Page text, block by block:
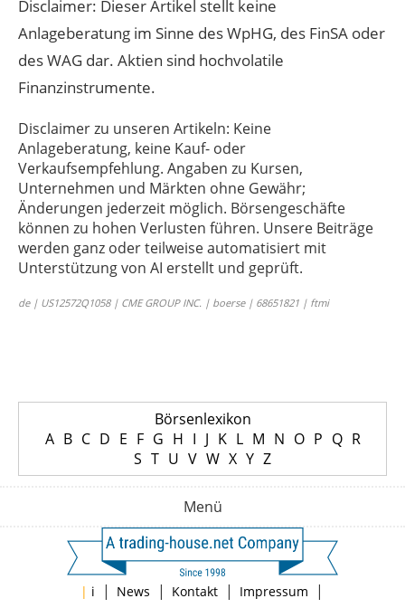
Disclaimer: Dieser Artikel stellt keine
Anlageberatung im Sinne des WpHG, des FinSA oder
des WAG dar. Aktien sind hochvolatile
Finanzinstrumente.
Disclaimer zu unseren Artikeln: Keine
Anlageberatung, keine Kauf- oder
Verkaufsempfehlung. Angaben zu Kursen,
Unternehmen und Märkten ohne Gewähr;
Änderungen jederzeit möglich. Börsengeschäfte
können zu hohen Verlusten führen. Unsere Beiträge
werden ganz oder teilweise automatisiert mit
Unterstützung von AI erstellt und geprüft.
de | US12572Q1058 | CME GROUP INC. | boerse | 68651821 | ftmi
Börsenlexikon
A B C D E F G H I J K L M N O P Q R
S T U V W X Y Z
Menü
| i | News | Kontakt | Impressum |